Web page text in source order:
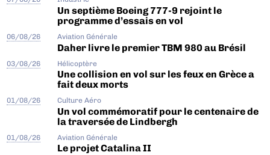
Un septième Boeing 777-9 rejoint le
programme d’essais en vol
06/08/26 Aviation Générale
Daher livre le premier TBM 980 au Brésil
03/08/26 Hélicoptère
Une collision en vol sur les feux en Grèce a
fait deux morts
01/08/26 Culture Aéro
Un vol commémoratif pour le centenaire de
la traversée de Lindbergh
01/08/26 Aviation Générale
Le projet Catalina II